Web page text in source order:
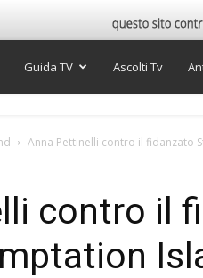
Guida TV Ascolti Tv
Anna Pettinelli contro il fidanzato
contro il